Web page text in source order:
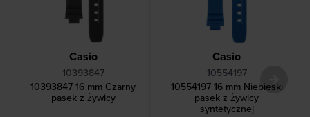
Casio
10393847
10393847 16 mm Czarny
pasek z żywicy
Casio
10554197
10554197 16 mm Niebieski
pasek z żywicy
syntetycznej